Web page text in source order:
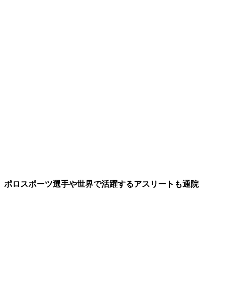
ポロスポーツ選手や世界で活躍するアスリートも通院